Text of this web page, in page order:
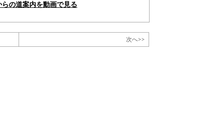
の道案内を動画で見る
次へ>>